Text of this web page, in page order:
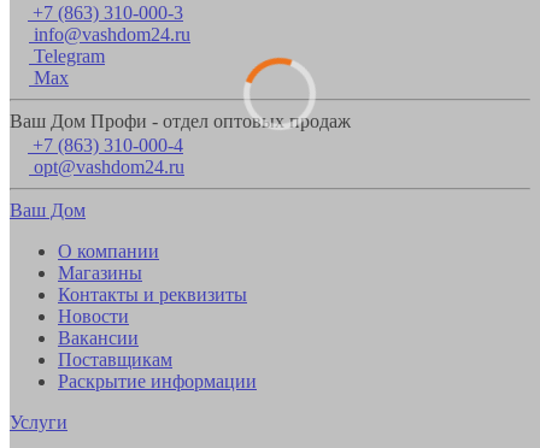
+7 (863) 310-000-3
info@vashdom24.ru
Telegram
Max
Ваш Дом Профи - отдел оптовых продаж
+7 (863) 310-000-4
opt@vashdom24.ru
Ваш Дом
О компании
Магазины
Контакты и реквизиты
Новости
Вакансии
Поставщикам
Раскрытие информации
Услуги